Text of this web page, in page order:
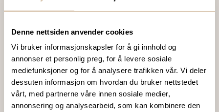
Denne nettsiden anvender cookies
Vi bruker informasjonskapsler for å gi innhold og
annonser et personlig preg, for å levere sosiale
mediefunksjoner og for å analysere trafikken vår. Vi deler
dessuten informasjon om hvordan du bruker nettstedet
vårt, med partnerne våre innen sosiale medier,
annonsering og analysearbeid, som kan kombinere den
VIL DU VITE MER OM VÅRE PRODUKTER?
Ta kontakt med en av våre medarbeidere, eller send en e-
post tilortomedic@ortomedic.no
Ta kontakt